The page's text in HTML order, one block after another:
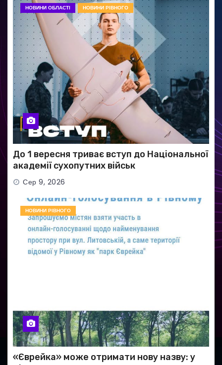
НОВИНИ ОБЛАСТІ НОВИНИ РІВНОГО
До 1 вересня триває вступ до Національної
академії сухопутних військ
Сер 9, 2026
НОВИНИ РІВНОГО
«Єврейка» може отримати нову назву: у